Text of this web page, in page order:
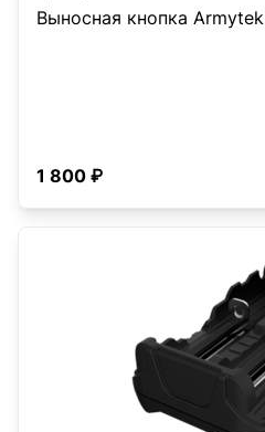
Выносная кнопка
1 800 ₽